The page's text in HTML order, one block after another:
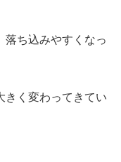
落ち込みやすくなっ
きく変わってきてい